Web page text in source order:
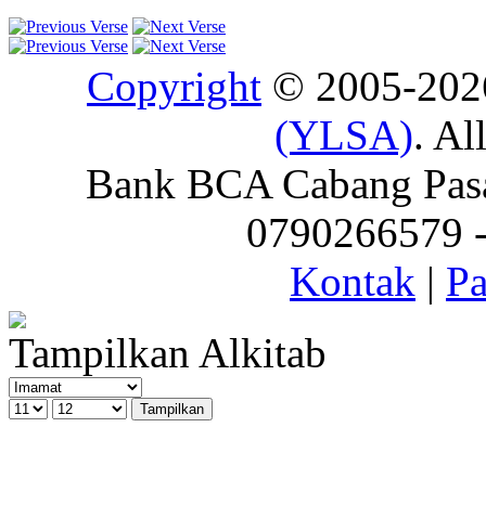
Copyright © 2005-
(YLSA).
Bank BCA Cabang
0790266579
Kontak |
Tampilkan Alkitab